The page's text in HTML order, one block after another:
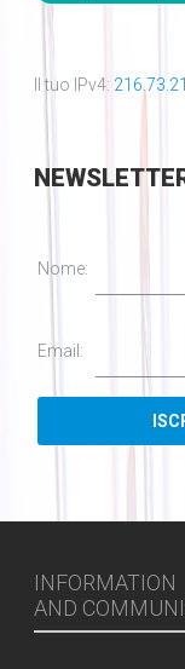
Il tuo IPv4:
Nome:
Email:
INFORMATION
AND